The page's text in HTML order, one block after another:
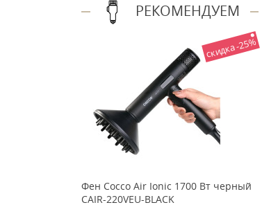
РЕКОМЕНДУЕМ
скидка -25%
Фен Cocco Air Ionic 1700 Вт черный
CAIR-220VEU-BLACK